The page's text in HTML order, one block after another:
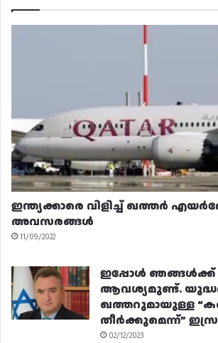
ഇന്ത്യക്കാരെ വിളിച്ച് ഖത്തർ
അവസരങ്ങൾ
11/09/2022
ഇപ്പോൾ
ആവശ്യമുണ്ട്.
ഖത്തറുമായുള്ള
തീർക്കുമെന്ന്”
02/12/2023